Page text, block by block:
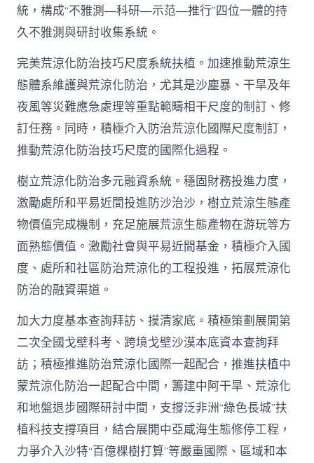
統，構成“不雅測—科研—示范—推行”四位一體的持
久不雅測與研討收集系統。
完美荒涼化防治技巧尺度系統扶植。加速推動荒涼生
態體系維護與荒涼化防治，尤其是沙塵暴、干旱及年
夜風等災難應急處理等重點範疇相干尺度的制訂、修
訂任務。同時，積極介入防治荒涼化國際尺度制訂，
推動荒涼化防治技巧尺度的國際化過程。
樹立荒涼化防治多元融資系統。穩固財務投進力度，
激勵處所和平易近間投進防沙治沙，樹立荒涼生態產
物價值完成機制，充足施展荒涼生態產物在游玩等方
面熟態價值。激勵社會與平易近間基金，積極介入國
度、處所和社區防治荒涼化的工程投進，拓展荒涼化
防治的融資渠道。
加大力度基本查詢拜訪、摸清家底。積極策劃展開第
二次全國戈壁科考、跨境戈壁沙漠本底資本查詢拜
訪；積極推進防治荒涼化國際一起配合，推進扶植中
蒙荒涼化防治一起配合中間，籌建中阿干旱、荒涼化
和地盤退步國際研討中間，支撐泛非洲“綠色長城”扶
植科技支撐項目，結合展開中亞咸海生態修停工程，
力爭介入沙特“百億棵樹打算”等嚴重國際、區域和本